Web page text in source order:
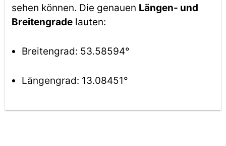
sehen können. Die genauen Längen- und
Breitengradelauten:
Breitengrad: 53.58594°
Längengrad: 13.08451°